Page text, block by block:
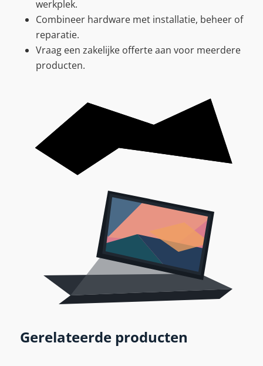
werkplek.
Combineer hardware met installatie, beheer of
reparatie.
Vraag een zakelijke offerte aan voor meerdere
producten.
Gerelateerde producten